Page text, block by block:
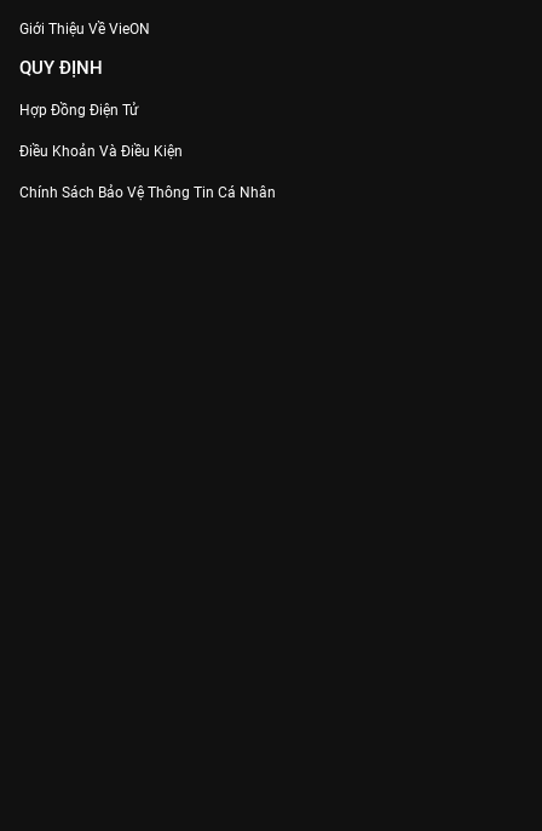
Giới Thiệu Về VieON
QUY ĐỊNH
Hợp Đồng Điện Tử
Điều Khoản Và Điều Kiện
Chính Sách Bảo Vệ Thông Tin Cá Nhân